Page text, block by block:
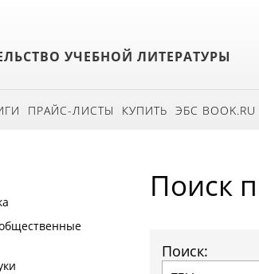
УЧЕБНОЙ ЛИТЕРАТУРЫ
ПРАЙС-ЛИСТЫ КУПИТЬ ЭБС BOOK.RU
Поиск
Поиск: